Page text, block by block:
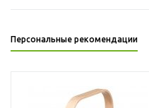
Персональные рекомендации